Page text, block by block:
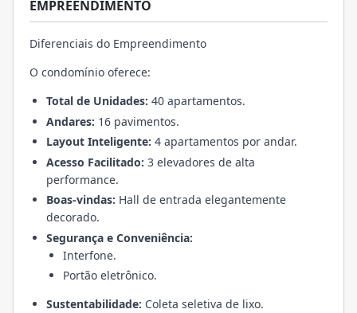
EMPREENDIMENTO
Diferenciais do Empreendimento
O condomínio oferece:
Total de Unidades: 40 apartamentos.
Andares: 16 pavimentos.
Layout Inteligente: 4 apartamentos por andar.
Acesso Facilitado: 3 elevadores de alta
performance.
Boas-vindas: Hall de entrada elegantemente
decorado.
Segurança e Conveniência:
Interfone.
Portão eletrônico.
Sustentabilidade: Coleta seletiva de lixo.